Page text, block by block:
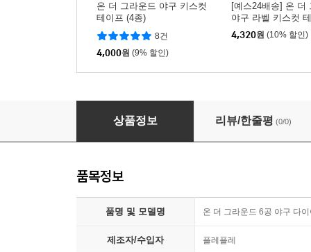
온 더 그라운드 야구 키스컷
테이프 (4종)
8건
4,000원 (9% 할인)
[예스24배송] 온 더
야구 라벨 키스컷
종)
4,320원 (10% 할인)
[예스24배송] 온 더 그라운드 6공 야구 다이어리
상품정보 리뷰/한줄평 (0/0)
품목정보
품명 및 모델명 온 더 그라운드 6공 야구 다
제조자/수입자 플레플레